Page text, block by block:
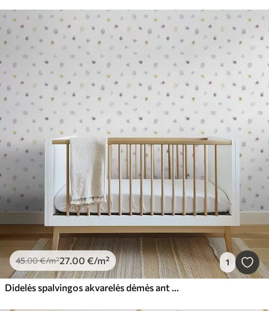
45.00€/m²27.00 €/m² 1
Didelės spalvingos akvarelės dėmės ant balto popieriaus